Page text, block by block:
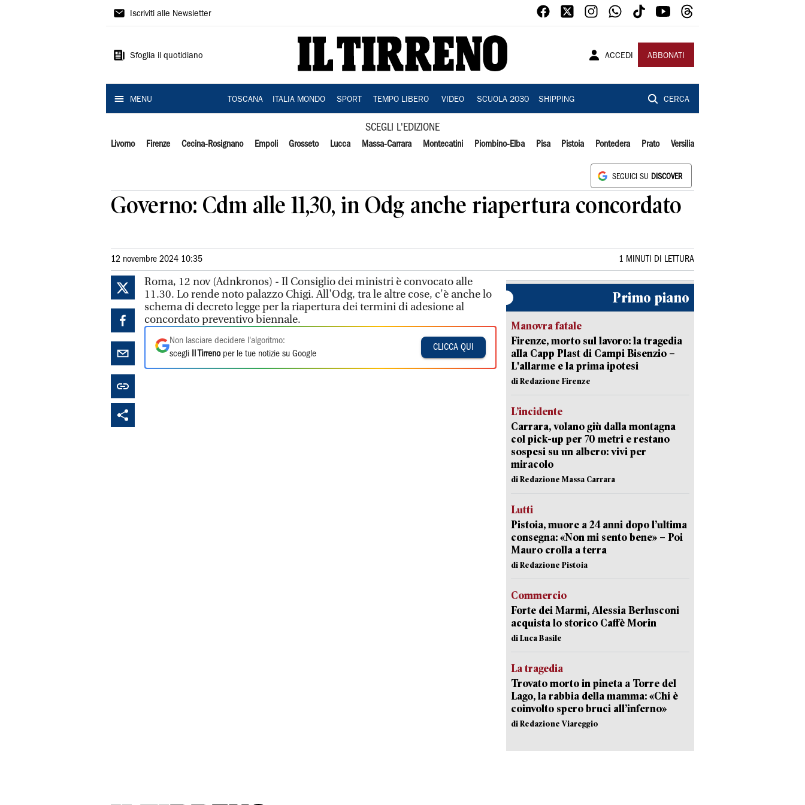
Il
Iscriviti alle Newsletter
Sfoglia il quotidiano ACCEDI ABBONATI
MENU TOSCANA ITALIA MONDO SPORT TEMPO LIBERO VIDEO SCUOLA 2030 SHIPPING CERCA
SCEGLI L'EDIZIONE
Livorno Firenze Cecina-Rosignano Empoli Grosseto Lucca Massa-Carrara Montecatini Piombino-Elba Pisa Pistoia Pontedera Prato Versilia
SEGUICI SU DISCOVER
Governo: Cdm alle 11,30, in Odg anche riapertura concordato
12 novembre 2024 10:35 1 MINUTI DI LETTURA
Roma, 12 nov (Adnkronos) - Il Consiglio dei ministri è convocato alle
11.30. Lo rende noto palazzo Chigi. All'Odg, tra le altre cose, c'è anche lo
schema di decreto legge per la riapertura dei termini di adesione al
concordato preventivo biennale.
Non lasciare decidere l'algoritmo:
scegli
Il Tirrenoper le tue notizie su Google
CLICCA QUI
Primo piano
Manovra fatale
Firenze, morto sul lavoro: la tragedia
alla Capp Plast di Campi Bisenzio –
L'allarme e la prima ipotesi
di Redazione Firenze
L’incidente
Carrara, volano giù dalla montagna
col pick-up per 70 metri e restano
sospesi su un albero: vivi per
miracolo
di Redazione Massa Carrara
Lutti
Pistoia, muore a 24 anni dopo l’ultima
consegna: «Non mi sento bene» – Poi
Mauro crolla a terra
di Redazione Pistoia
Commercio
Forte dei Marmi, Alessia Berlusconi
acquista lo storico Caffè Morin
di Luca Basile
La tragedia
Trovato morto in pineta a Torre del
Lago, la rabbia della mamma: «Chi è
coinvolto spero bruci all’inferno»
di Redazione Viareggio